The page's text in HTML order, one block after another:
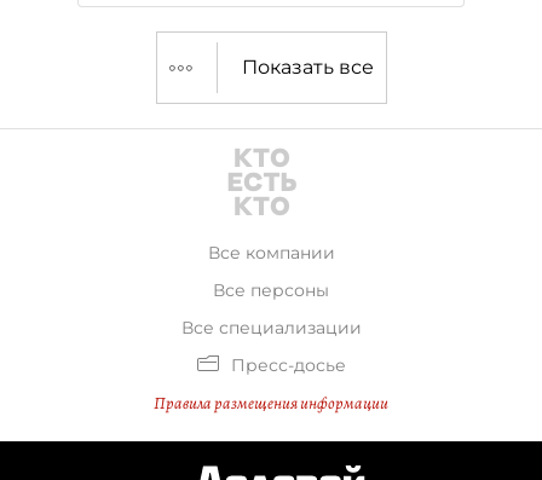
Показать все
Все компании
Все персоны
Все специализации
Пресс-досье
Правила размещения информации